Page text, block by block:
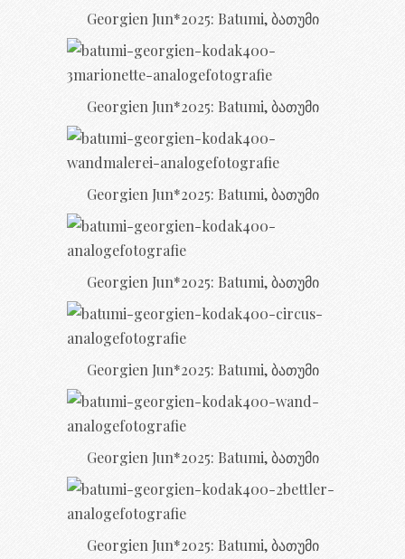
Georgien Jun*2025: Batumi, ბათუმი
Georgien Jun*2025: Batumi, ბათუმი
Georgien Jun*2025: Batumi, ბათუმი
Georgien Jun*2025: Batumi, ბათუმი
Georgien Jun*2025: Batumi, ბათუმი
Georgien Jun*2025: Batumi, ბათუმი
Georgien Jun*2025: Batumi, ბათუმი